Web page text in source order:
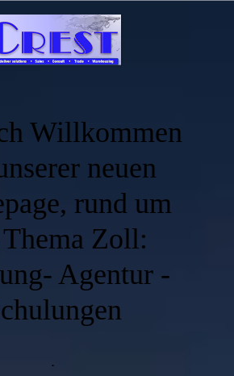
Willkommen
neuen
rund um
Thema Zoll:
Agentur -
.